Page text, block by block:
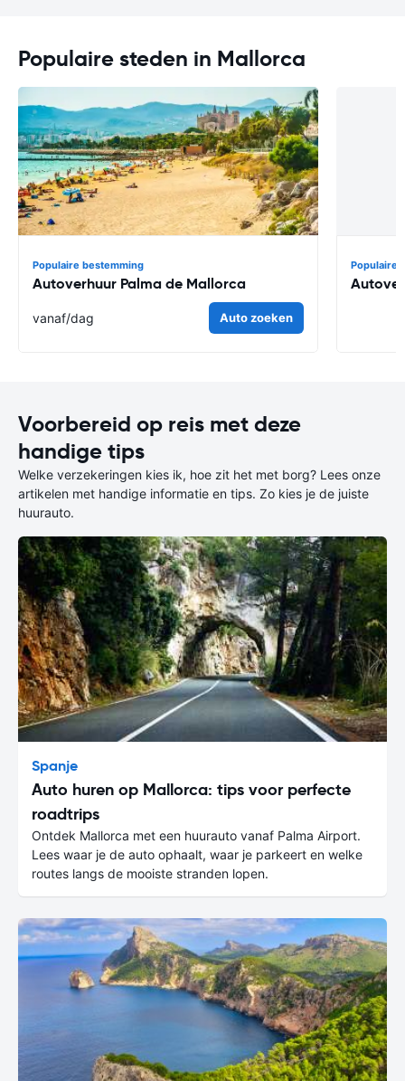
Populaire steden in Mallorca
Populaire bestemming
Autoverhuur Palma de Mallorca
vanaf/dag Auto zoeken
Populaire
Voorbereid op reis met deze
handige tips
Welke verzekeringen kies ik, hoe zit het met borg? Lees onze
artikelen met handige informatie en tips. Zo kies je de juiste
huurauto.
Spanje
Auto huren op Mallorca: tips voor perfecte
roadtrips
Ontdek Mallorca met een huurauto vanaf Palma Airport.
Lees waar je de auto ophaalt, waar je parkeert en welke
routes langs de mooiste stranden lopen.